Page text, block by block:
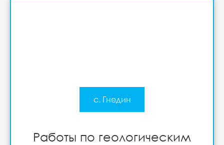
с. Гнедин
Работы по геологическим